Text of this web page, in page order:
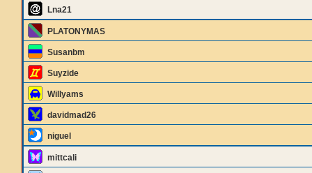
Lna21
PLATONYMAS
Susanbm
Suyzide
Willyams
davidmad26
niguel
mittcali